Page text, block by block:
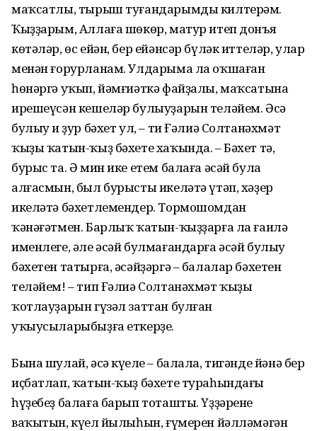
маҡсатлы, тырыш туғандарымды килтерәм.
Ҡыҙҙарым, Аллаға шөкөр, матур итеп донъя
көтәләр, өс ейән, бер ейәнсәр бүләк иттеләр, улар
менән ғорурланам. Улдарыма ла оҡшаған
һөнәргә уҡып, йәмғиәткә файҙалы, маҡсатына
ирешеүсән кешеләр булыуҙарын теләйем. Әсә
булыу иң ҙур бәхет ул, – ти Ғәлиә Солтанәхмәт
ҡыҙы ҡатын-ҡыҙ бәхете хаҡында. – Бәхет тә,
бурыс та. Ә мин ике етем балаға әсәй була
алғасмын, был бурысты икеләтә үтәп, хәҙер
икеләтә бәхетлемендер. Тормошомдан
ҡәнәғәтмен. Барлыҡ ҡатын-ҡыҙҙарға ла ғаилә
именлеге, әле әсәй булмағандарға әсәй булыу
бәхетен татырға, әсәйҙәргә – балалар бәхетен
теләйем! – тип Ғәлиә Солтанәхмәт ҡыҙы
ҡотлауҙарын гүзәл заттан булған
уҡыусыларыбыҙға еткерҙе.
Бына шулай, әсә күңеле – балала, тигәнде йәнә бер
иҫбатлап, ҡатын-ҡыҙ бәхете тураһындағы
һүҙебеҙ балаға барып тоташты. Үҙҙәренең
ваҡытын, күңел йылыһын, ғүмерен йәлләмәгән